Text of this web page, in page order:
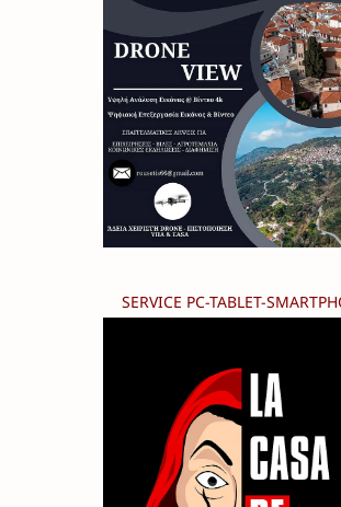
SERVICE PC-TABLET-